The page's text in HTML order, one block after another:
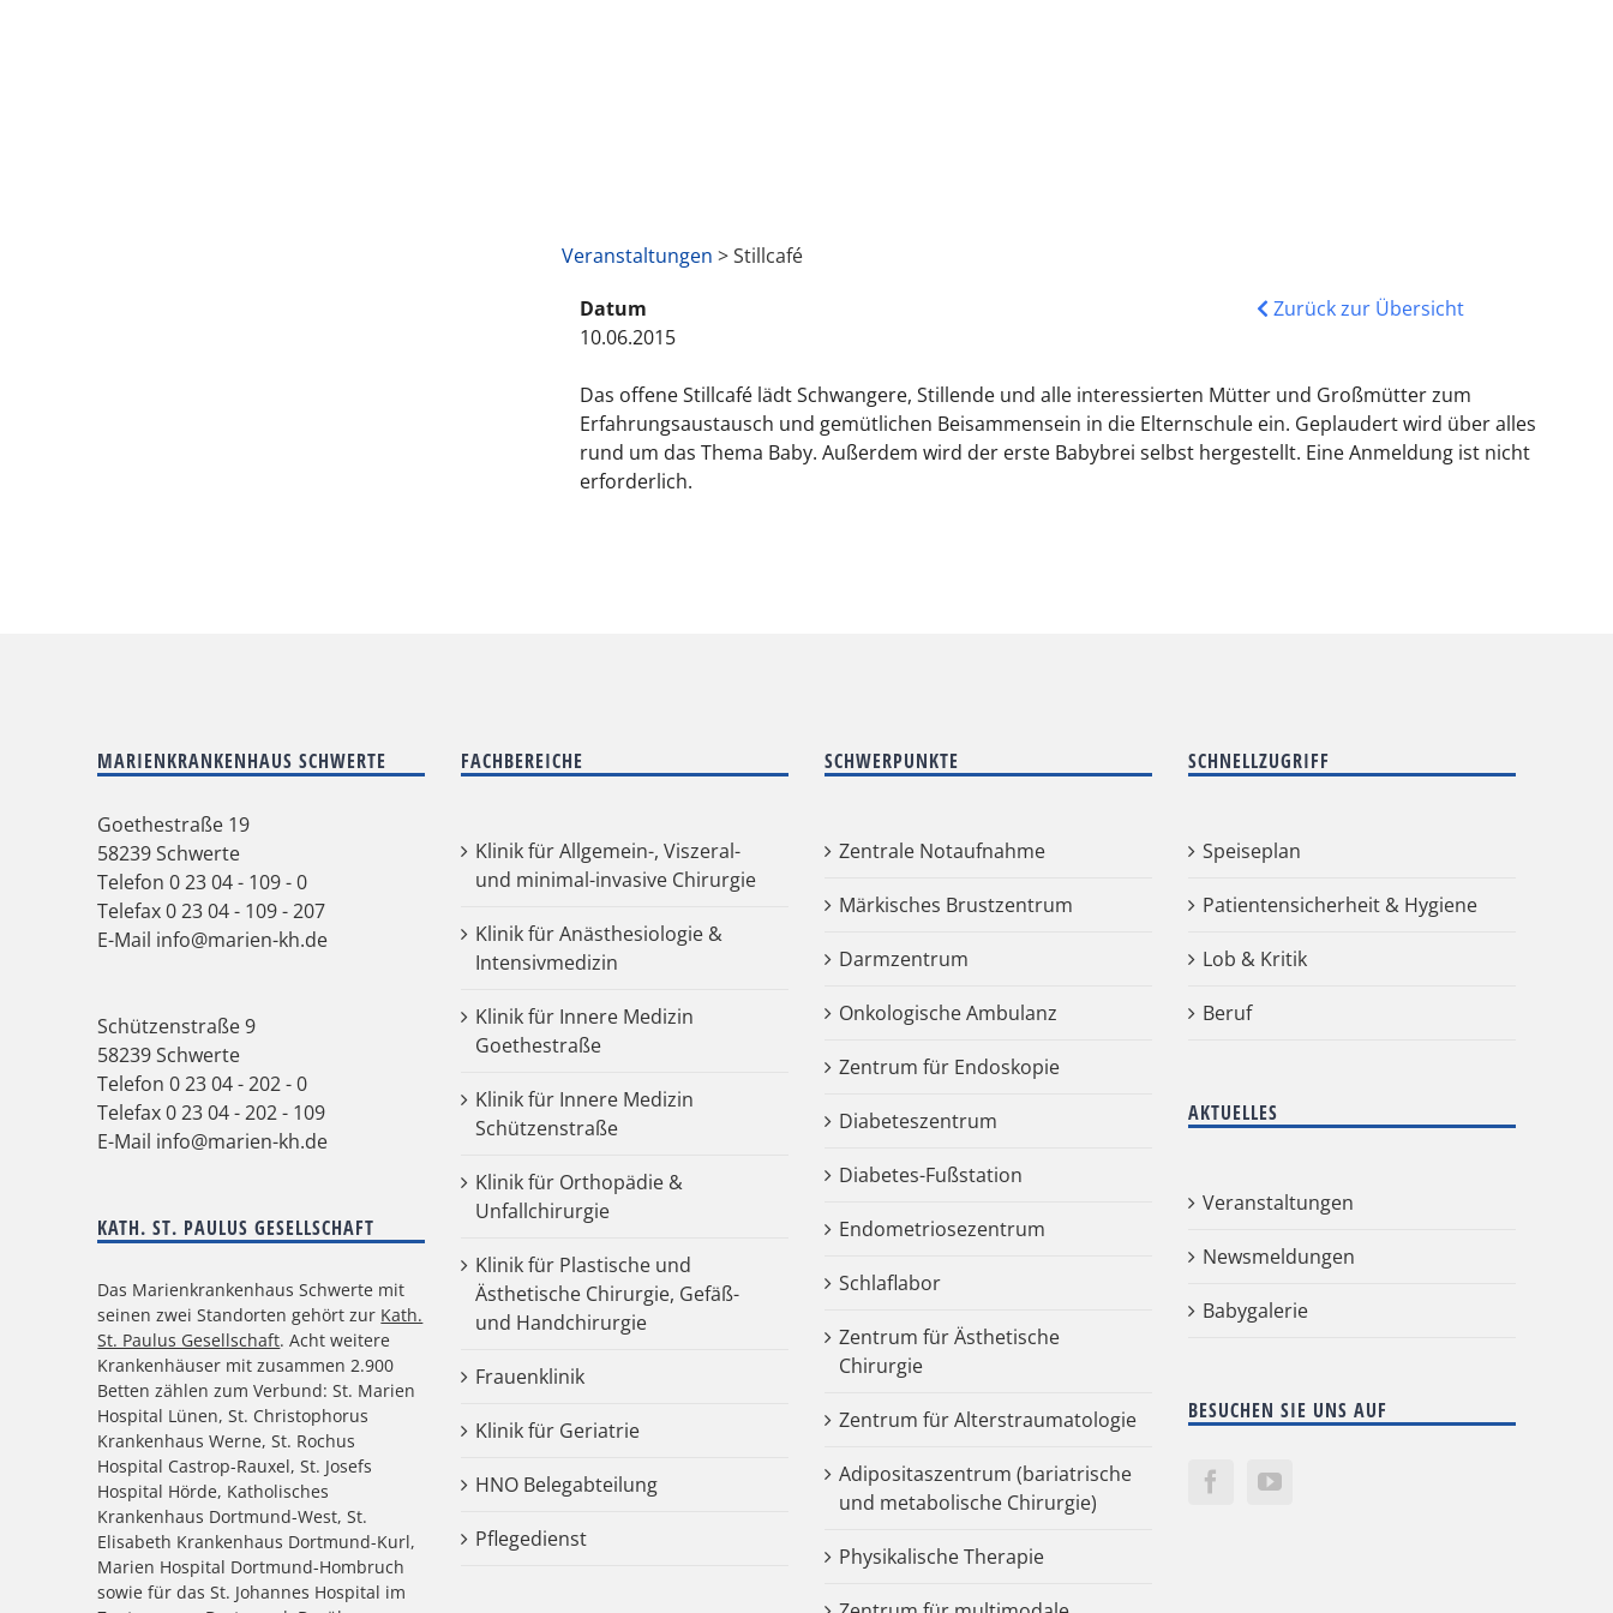
Veranstaltungen > Stillcafé
Datum
10.06.2015
Zurück zur Übersicht
Das offene Stillcafé lädt Schwangere, Stillende und alle interessierten Mütter und Großmütter zum
Erfahrungsaustausch und gemütlichen Beisammensein in die Elternschule ein. Geplaudert wird über alles
rund um das Thema Baby. Außerdem wird der erste Babybrei selbst hergestellt. Eine Anmeldung ist nicht
erforderlich.
MARIENKRANKENHAUS SCHWERTE
Goethestraße 19
58239 Schwerte
Telefon0 23 04 - 109 - 0
Telefax 0 23 04 - 109 - 207
E-Mail info@marien-kh.de
Schützenstraße 9
58239 Schwerte
Telefon0 23 04 - 202 - 0
Telefax 0 23 04 - 202 - 109
E-Mail info@marien-kh.de
KATH. ST. PAULUS GESELLSCHAFT
Das Marienkrankenhaus Schwerte mit
seinen zwei Standorten gehört zur Kath.
St. Paulus Gesellschaft. Acht weitere
Krankenhäuser mit zusammen 2.900
Betten zählen zum Verbund: St. Marien
Hospital Lünen, St. Christophorus
Krankenhaus Werne, St. Rochus
Hospital Castrop-Rauxel, St. Josefs
Hospital Hörde, Katholisches
Krankenhaus Dortmund-West, St.
Elisabeth Krankenhaus Dortmund-Kurl,
Marien Hospital Dortmund-Hombruch
sowie für das St. Johannes Hospital im
FACHBEREICHE
Klinik für Allgemein-, Viszeral-
und minimal-invasive Chirurgie
Klinik für Anästhesiologie &
Intensivmedizin
Klinik für Innere Medizin
Goethestraße
Klinik für Innere Medizin
Schützenstraße
Klinik für Orthopädie &
Unfallchirurgie
Klinik für Plastische und
Ästhetische Chirurgie, Gefäß-
und Handchirurgie
Frauenklinik
Klinik für Geriatrie
HNO Belegabteilung
Pflegedienst
SCHWERPUNKTE
Zentrale Notaufnahme
Märkisches Brustzentrum
Darmzentrum
Onkologische Ambulanz
Zentrum für Endoskopie
Diabeteszentrum
Diabetes-Fußstation
Endometriosezentrum
Schlaflabor
Zentrum für Ästhetische
Chirurgie
Zentrum für Alterstraumatologie
Adipositaszentrum (bariatrische
und metabolische Chirurgie)
Physikalische Therapie
SCHNELLZUGRIFF
Speiseplan
Patientensicherheit & Hygiene
Lob & Kritik
Beruf
AKTUELLES
Veranstaltungen
Newsmeldungen
Babygalerie
BESUCHEN SIE UNS AUF